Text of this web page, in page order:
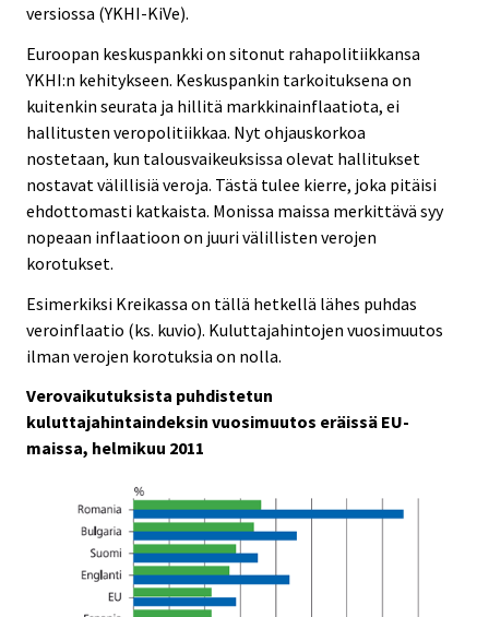
versiossa (YKHI-KiVe).
Euroopan keskuspankki on sitonut rahapolitiikkansa
YKHI:n kehitykseen. Keskuspankin tarkoituksena on
kuitenkin seurata ja hillitä markkinainflaatiota, ei
hallitusten veropolitiikkaa. Nyt ohjauskorkoa
nostetaan, kun talousvaikeuksissa olevat hallitukset
nostavat välillisiä veroja. Tästä tulee kierre, joka pitäisi
ehdottomasti katkaista. Monissa maissa merkittävä syy
nopeaan inflaatioon on juuri välillisten verojen
korotukset.
Esimerkiksi Kreikassa on tällä hetkellä lähes puhdas
veroinflaatio (ks. kuvio). Kuluttajahintojen vuosimuutos
ilman verojen korotuksia on nolla.
Verovaikutuksista puhdistetun
kuluttajahintaindeksin vuosimuutos eräissä EU-
maissa, helmikuu 2011